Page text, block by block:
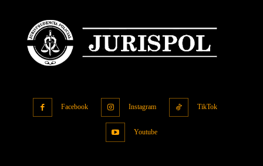
Facebook Instagram TikTok
Youtube